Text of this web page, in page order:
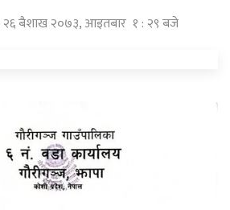
: २६ बैशाख २०७३, आइतबार १ : २९ बजे